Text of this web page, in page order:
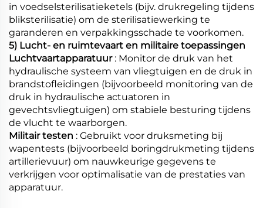
in voedselsterilisatieketels (bijv. drukregeling tijdens
bliksterilisatie) om de sterilisatiewerking te
garanderen en verpakkingsschade te voorkomen.
5) Lucht- en ruimtevaart en militaire toepassingen
Luchtvaartapparatuur : Monitor de druk van het
hydraulische systeem van vliegtuigen en de druk in
brandstofleidingen (bijvoorbeeld monitoring van de
druk in hydraulische actuatoren in
gevechtsvliegtuigen) om stabiele besturing tijdens
de vlucht te waarborgen.
Militair testen : Gebruikt voor druksmeting bij
wapentests (bijvoorbeeld boringdrukmeting tijdens
artillerievuur) om nauwkeurige gegevens te
verkrijgen voor optimalisatie van de prestaties van
apparatuur.